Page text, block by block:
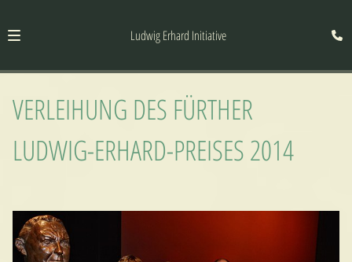
Ludwig Erhard Initiative
VERLEIHUNG DES FÜRTHER
LUDWIG-ERHARD-PREISES 2014